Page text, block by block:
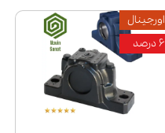
اورجینال
۶ درصد